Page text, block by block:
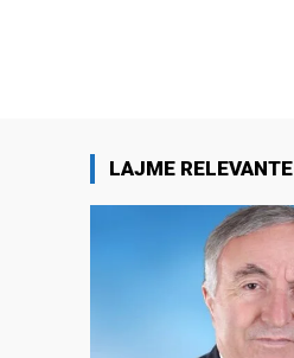
LAJME RELEVANTE